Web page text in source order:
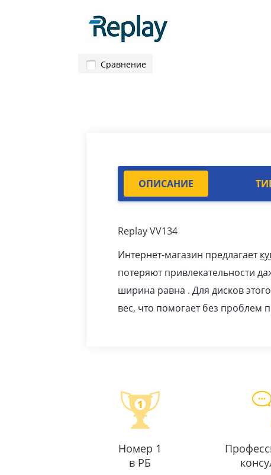
Сравнение
ОПИСАНИЕ
Replay VV134
Интернет-магазин предлагает
потеряют привлекательности
ширина равна . Для дисков
вес, что помогает без проблем
Номер 1
в РБ